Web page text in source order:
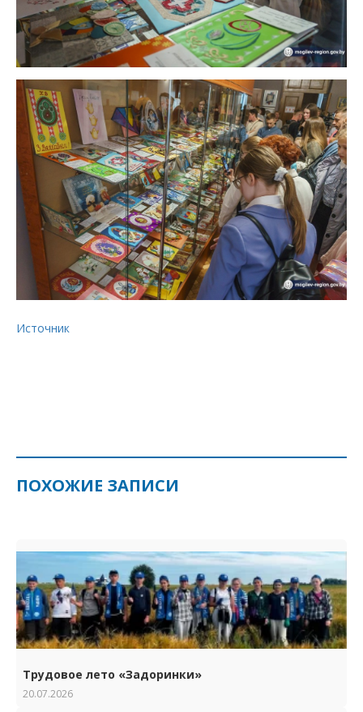
Источник
ПОХОЖИЕ ЗАПИСИ
Трудовое лето «Задоринки»
20.07.2026